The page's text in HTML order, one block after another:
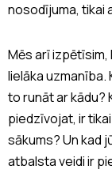
nosodījuma, tikai
Mēs arī izpētīsim,
lielāka uzmanība.
to runāt ar kādu?
piedzīvojat, ir
sākums? Un kad
atbalsta veidi ir